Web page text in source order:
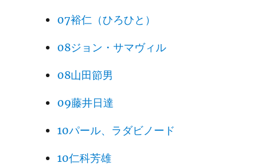
07裕仁（ひろひと）
08ジョン・サマヴィル
08山田節男
09藤井日達
10パール、ラダビノード
10仁科芳雄